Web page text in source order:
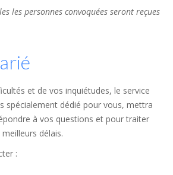
les personnes convoquées seront reçues
et de vos inquiétudes, le service
spécialement dédié pour vous, mettra
à vos questions et pour traiter
délais.
: